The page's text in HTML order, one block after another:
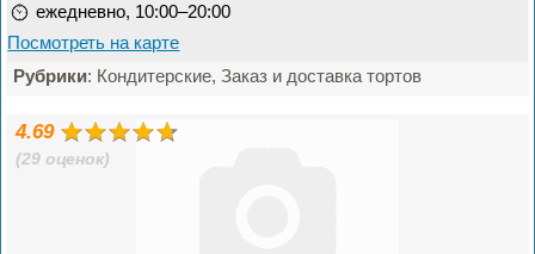
ежедневно, 10:00–20:00
Посмотреть на карте
Рубрики: Кондитерские, Заказ и доставка тортов
4.69
(29 оценок)